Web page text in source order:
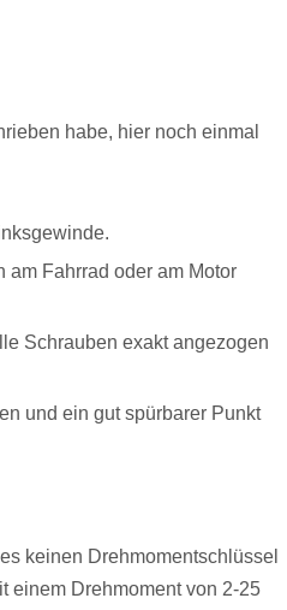
habe, hier noch einmal
am Fahrrad oder am Motor
Schrauben exakt angezogen
und ein gut spürbarer Punkt
keinen Drehmomentschlüssel
einem Drehmoment von 2-25